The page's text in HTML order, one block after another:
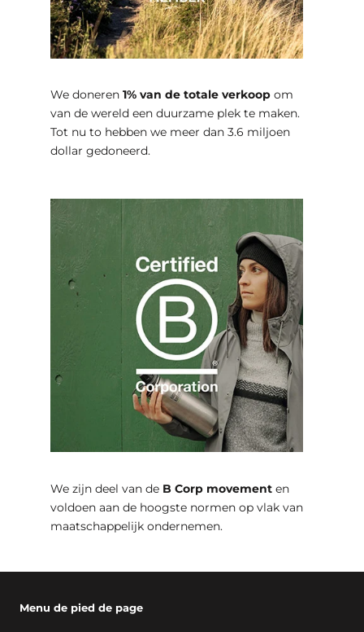
We doneren 1% van de totale verkoopom
van de wereld een duurzame plek te maken.
Tot nu to hebben we meer dan 3.6 miljoen
dollar gedoneerd.
We zijn deel van de B Corp movementen
voldoen aan de hoogste normen op vlak van
maatschappelijk ondernemen.
Menu de pied de page